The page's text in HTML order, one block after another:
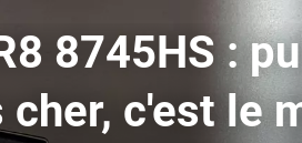
8745HS :
c'est le